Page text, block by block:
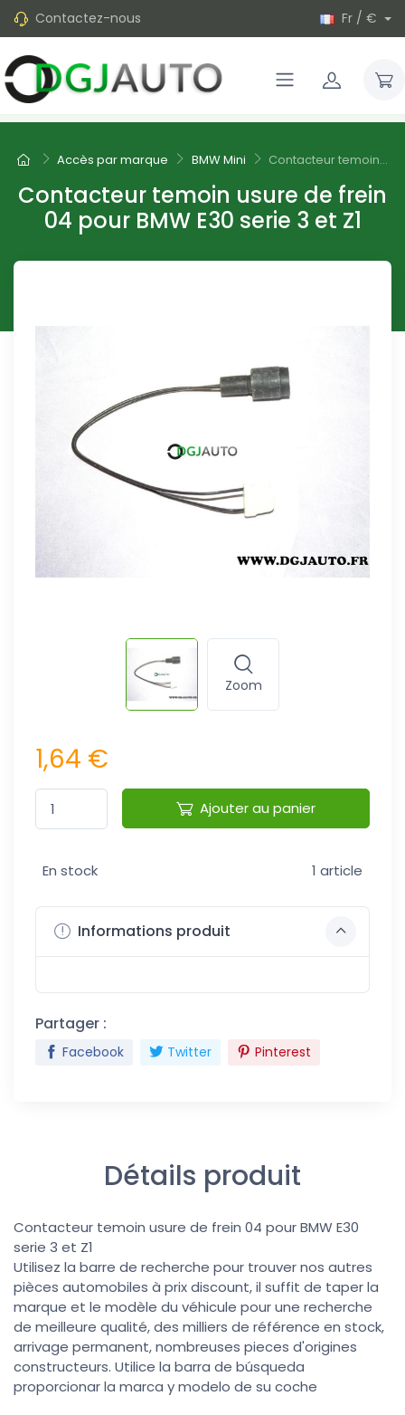
Contactez-nous Fr / €
Accès par marque BMW Mini Contacteur temoin...
Contacteur temoin usure de frein
04 pour BMW E30 serie 3 et Z1
Zoom
1,64 €
Ajouter au panier
En stock 1 article
Informations produit
Partager :
Facebook Twitter Pinterest
Détails produit
Contacteur temoin usure de frein 04 pour BMW E30
serie 3 et Z1
Utilisez la barre de recherche pour trouver nos autres
pièces automobiles à prix discount, il suffit de taper la
marque et le modèle du véhicule pour une recherche
de meilleure qualité, des milliers de référence en stock,
arrivage permanent, nombreuses pieces d'origines
constructeurs. Utilice la barra de búsqueda
proporcionar la marca y modelo de su coche